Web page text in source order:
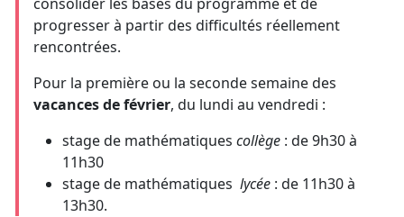
progresser à partir des difficultés réellement
rencontrées.
Pour la première ou la seconde semaine des
vacances de février, du lundi au vendredi :
stage de mathématiques collège : de 9h30 à
11h30
stage de mathématiques lycée : de 11h30 à
13h30.